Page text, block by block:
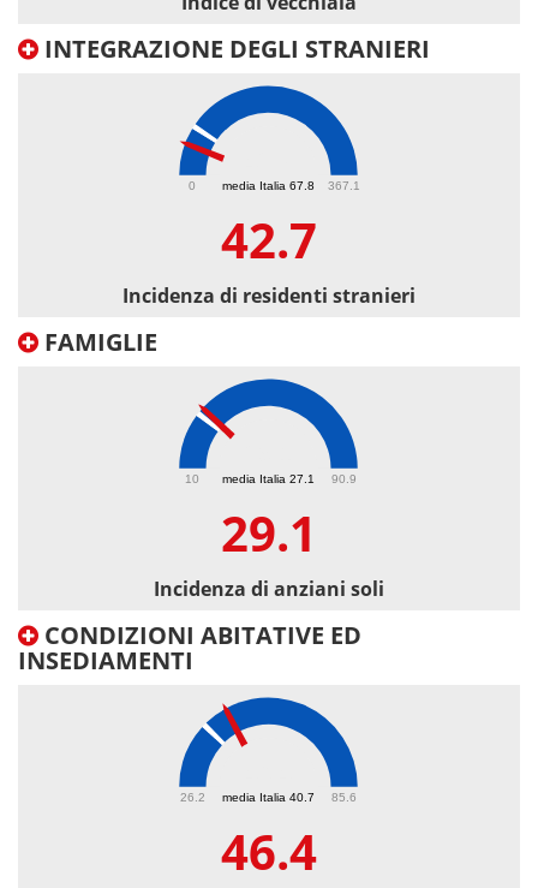
INTEGRAZIONE DEGLI STRANIERI
media Italia 67.8
0 367.1
42.7
Incidenza di residenti stranieri
FAMIGLIE
media Italia 27.1
10 90.9
29.1
Incidenza di anziani soli
CONDIZIONI ABITATIVE ED
INSEDIAMENTI
media Italia 40.7
26.2 85.6
46.4